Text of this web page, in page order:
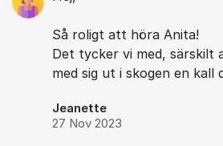
Så roligt att höra Anita!
Det tycker vi med, särskilt
med sig ut i skogen en kall
Jeanette
27 Nov 2023